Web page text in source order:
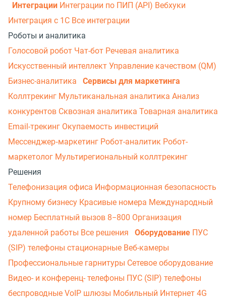
Интеграции Интеграции по ПИП (API) Вебхуки
Интеграция с 1С Все интеграции
Роботы и аналитика
Голосовой робот Чат-бот Речевая аналитика
Искусственный интеллект Управление качеством (QM)
Бизнес-аналитика
Сервисы для маркетинга
Коллтрекинг Мультиканальная аналитика Анализ
конкурентов Сквозная аналитика Товарная аналитика
Email-трекинг Окупаемость инвестиций
Мессенджер‑маркетинг Робот-аналитик Робот-
маркетолог Мультирегиональный коллтрекинг
Решения
Телефонизация офиса Информационная безопасность
Крупному бизнесу Красивые номера Международный
номер Бесплатный вызов 8−800 Организация
удаленной работы Все решения Оборудование ПУС
(SIP) телефоны стационарные Веб-камеры
Профессиональные гарнитуры Сетевое оборудование
Видео- и конференц- телефоны ПУС (SIP) телефоны
беспроводные VoIP шлюзы Мобильный Интернет 4G